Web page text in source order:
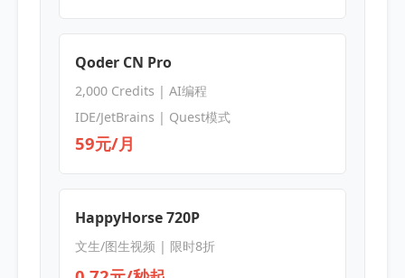
Qoder CN Pro
2,000 Credits | AI编程
IDE/JetBrains | Quest模式
59元/月
HappyHorse 720P
文生/图生视频 | 限时8折